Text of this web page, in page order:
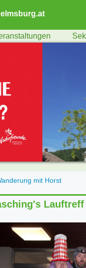
mit Horst
Lauftreff